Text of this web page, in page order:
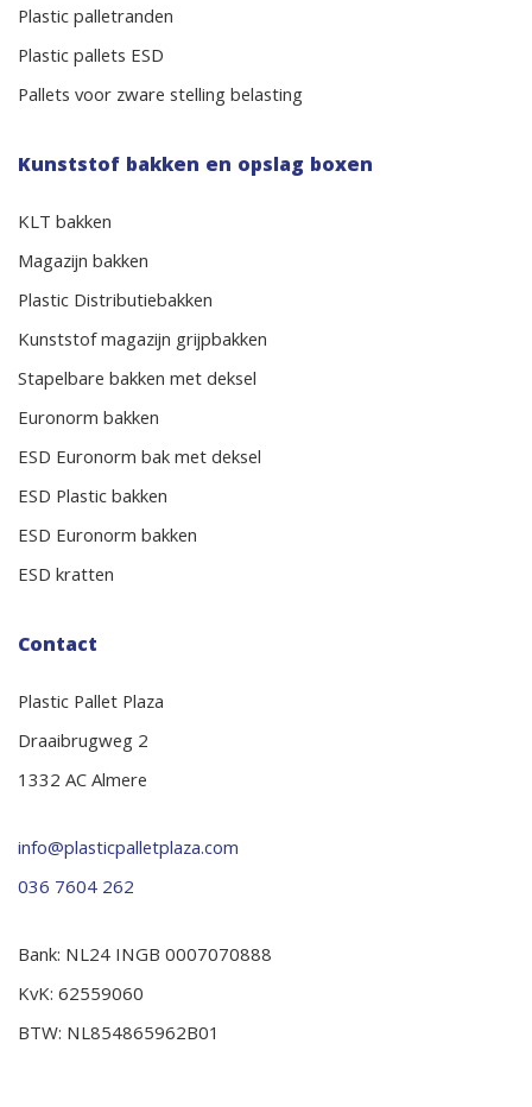
Plastic palletranden
Plastic pallets ESD
Pallets voor zware stelling belasting
Kunststof bakken en opslag boxen
KLT bakken
Magazijn bakken
Plastic Distributiebakken
Kunststof magazijn grijpbakken
Stapelbare bakken met deksel
Euronorm bakken
ESD Euronorm bak met deksel
ESD Plastic bakken
ESD Euronorm bakken
ESD kratten
Contact
Plastic Pallet Plaza
Draaibrugweg 2
1332 AC Almere
info@plasticpalletplaza.com
036 7604 262
Bank: NL24 INGB 0007070888
KvK: 62559060
BTW: NL854865962B01